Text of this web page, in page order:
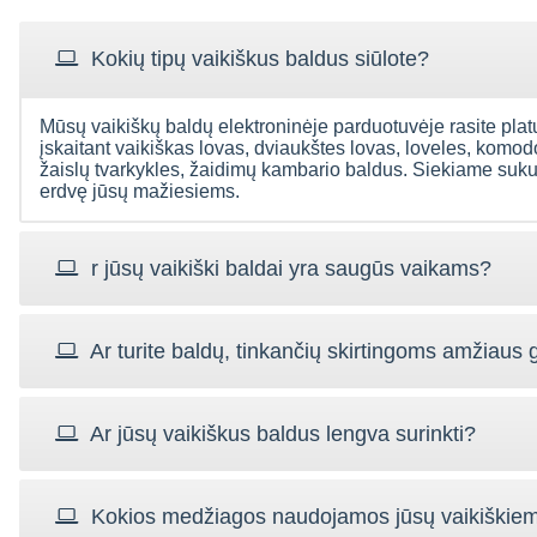
Kokių tipų vaikiškus baldus siūlote?
Mūsų vaikiškų baldų elektroninėje parduotuvėje rasite
įskaitant vaikiškas lovas, dviaukštes lovas, loveles,
žaislų tvarkykles, žaidimų kambario baldus. Siekiame
erdvę jūsų mažiesiems.
r jūsų vaikiški baldai yra saugūs vaikams?
Ar turite baldų, tinkančių skirtingoms amžiaus
Ar jūsų vaikiškus baldus lengva surinkti?
Kokios medžiagos naudojamos jūsų
Laba diena, Apie
įsigyto daikto kokybę
sunku spręsti.
Kurjerio darbas puikus.
Jūsų aptarnavimui
Gediminas /
valč**0@inbox.lt
Laba diena,
Ačiū už greitą ir malonų
aptarnavimą, tiek
kurjerių tarnybai tiek